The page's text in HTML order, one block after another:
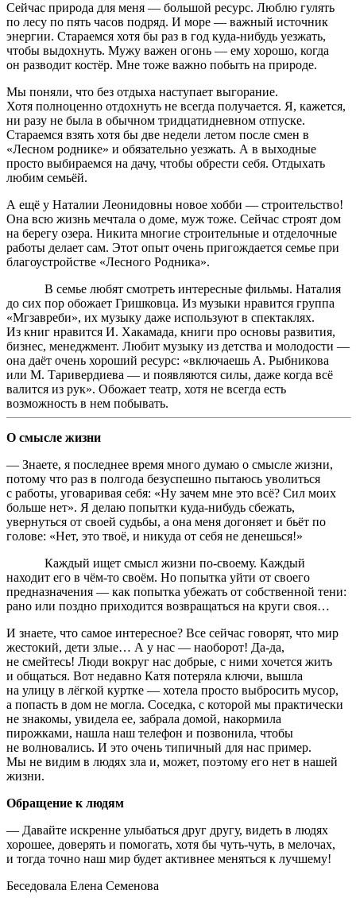
Сейчас природа для меня — большой ресурс. Люблю гулять
по лесу по пять часов подряд. И море — важный источник
энергии. Стараемся хотя бы раз в год куда-нибудь уезжать,
чтобы выдохнуть. Мужу важен огонь — ему хорошо, когда
он разводит костёр. Мне тоже важно побыть на природе.
Мы поняли, что без отдыха наступает выгорание.
Хотя полноценно отдохнуть не всегда получается. Я, кажется,
ни разу не была в обычном тридцатидневном отпуске.
Стараемся взять хотя бы две недели летом после смен в
«Лесном роднике» и обязательно уезжать. А в выходные
просто выбираемся на дачу, чтобы обрести себя. Отдыхать
любим семьёй.
А ещё у Наталии Леонидовны новое хобби — строительство!
Она всю жизнь мечтала о доме, муж тоже. Сейчас строят дом
на берегу озера. Никита многие строительные и отделочные
работы делает сам. Этот опыт очень пригождается семье при
благоустройстве «Лесного Родника».
В семье любят смотреть интересные фильмы. Наталия
до сих пор обожает Гришковца. Из музыки нравится группа
«Мгзавреби», их музыку даже используют в спектаклях.
Из книг нравится И. Хакамада, книги про основы развития,
бизнес, менеджмент. Любит музыку из детства и молодости —
она даёт очень хороший ресурс: «включаешь А. Рыбникова
или М. Таривердиева — и появляются силы, даже когда всё
валится из рук». Обожает театр, хотя не всегда есть
возможность в нем побывать.
О смысле жизни
— Знаете, я последнее время много думаю о смысле жизни,
потому что раз в полгода безуспешно пытаюсь уволиться
с работы, уговаривая себя: «Ну зачем мне это всё? Сил моих
больше нет». Я делаю попытки куда-нибудь сбежать,
увернуться от своей судьбы, а она меня догоняет и бьёт по
голове: «Нет, это твоё, и никуда от себя не денешься!»
Каждый ищет смысл жизни по-своему. Каждый
находит его в чём-то своём. Но попытка уйти от своего
предназначения — как попытка убежать от собственной тени:
рано или поздно приходится возвращаться на круги своя…
И знаете, что самое интересное? Все сейчас говорят, что мир
жестокий, дети злые… А у нас — наоборот! Да-да,
не смейтесь! Люди вокруг нас добрые, с ними хочется жить
и общаться. Вот недавно Катя потеряла ключи, вышла
на улицу в лёгкой куртке — хотела просто выбросить мусор,
а попасть в дом не могла. Соседка, с которой мы практически
не знакомы, увидела ее, забрала домой, накормила
пирожками, нашла наш телефон и позвонила, чтобы
не волновались. И это очень типичный для нас пример.
Мы не видим в людях зла и, может, поэтому его нет в нашей
жизни.
Обращение к людям
— Давайте искренне улыбаться друг другу, видеть в людях
хорошее, доверять и помогать, хотя бы чуть-чуть, в мелочах,
и тогда точно наш мир будет активнее меняться к лучшему!
Беседовала Елена Семенова